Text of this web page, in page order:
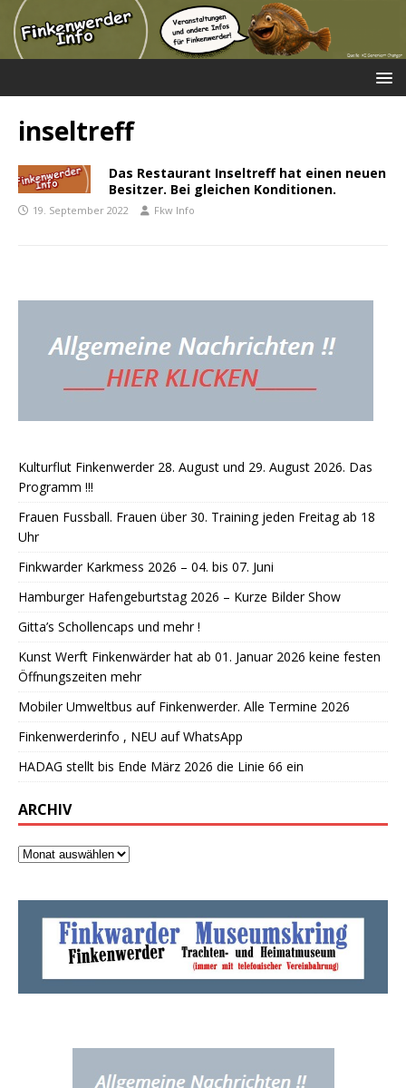
inseltreff
Das Restaurant Inseltreff hat einen neuen
Besitzer. Bei gleichen Konditionen.
19. September 2022 Fkw Info
Kulturflut Finkenwerder 28. August und 29. August 2026. Das
Programm !!!
Frauen Fussball. Frauen über 30. Training jeden Freitag ab 18
Uhr
Finkwarder Karkmess 2026 – 04. bis 07. Juni
Hamburger Hafengeburtstag 2026 – Kurze Bilder Show
Gitta’s Schollencaps und mehr !
Kunst Werft Finkenwärder hat ab 01. Januar 2026 keine festen
Öffnungszeiten mehr
Mobiler Umweltbus auf Finkenwerder. Alle Termine 2026
Finkenwerderinfo , NEU auf WhatsApp
HADAG stellt bis Ende März 2026 die Linie 66 ein
ARCHIV